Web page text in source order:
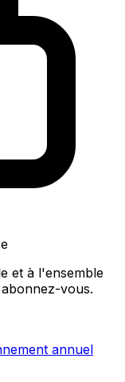
et à l'ensemble
vous.
annuel